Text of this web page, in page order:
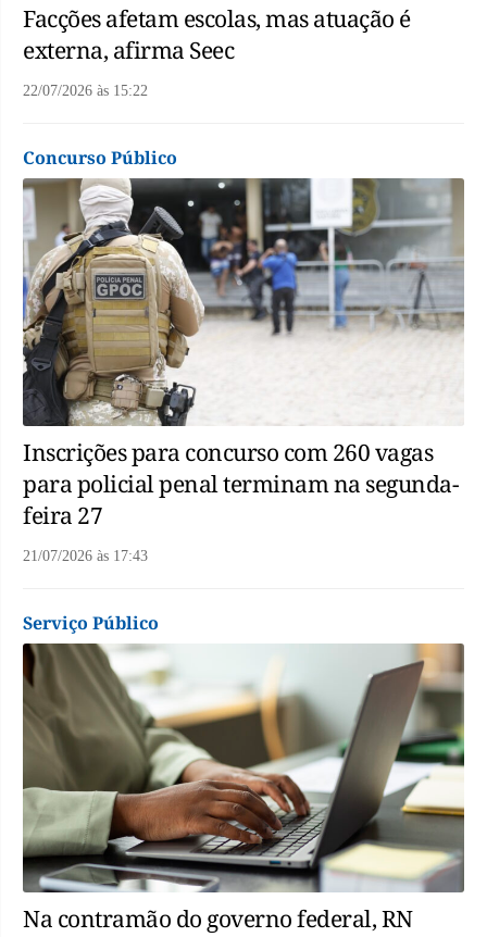
Facções afetam escolas, mas atuação é
externa, afirma Seec
22/07/2026 às 15:22
Concurso Público
Inscrições para concurso com 260 vagas
para policial penal terminam na segunda-
feira 27
21/07/2026 às 17:43
Serviço Público
Na contramão do governo federal, RN